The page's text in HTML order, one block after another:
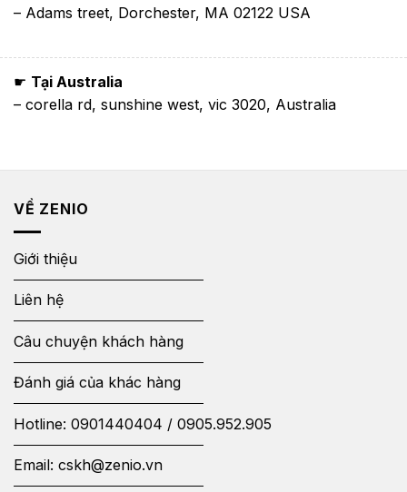
– Adams treet, Dorchester, MA 02122 USA
☛ Tại Australia
– corella rd, sunshine west, vic 3020, Australia
VỀ ZENIO
Giới thiệu
Liên hệ
Câu chuyện khách hàng
Đánh giá của khác hàng
Hotline: 0901440404 / 0905.952.905
Email: cskh@zenio.vn